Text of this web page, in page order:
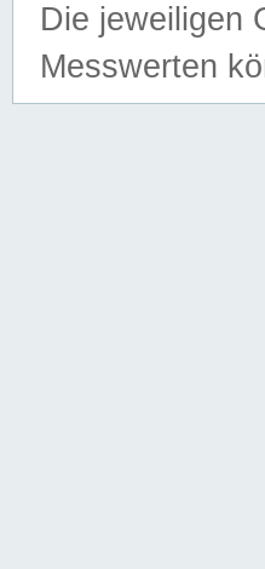
Die jeweiligen
Messwerten